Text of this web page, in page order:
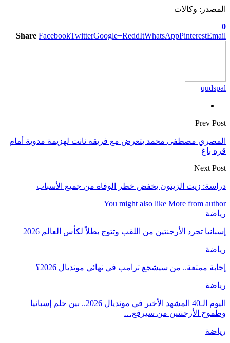
المصدر: وكالات
0
Share FacebookTwitterGoogle+ReddItWhatsAppPinterestEmail
qudspal
Prev Post
المصري مصطفى محمد يتعرض مع فريقه نانت لهزيمة مدوية أمام
قره باغ
Next Post
دراسة: زيت الزيتون يخفض خطر الوفاة من جميع الأسباب
You might also like More from author
رياضة
إسبانيا تجرد الأرجنتين من اللقب وتتوج بطلاً لكأس العالم 2026
رياضة
إجابة ممتعة.. من سيشجع ترامب في نهائي مونديال 2026؟
رياضة
اليوم الـ40 المشهد الأخير في مونديال 2026.. بين حلم إسبانيا
وطموح الأرجنتين من سيرفع…
رياضة